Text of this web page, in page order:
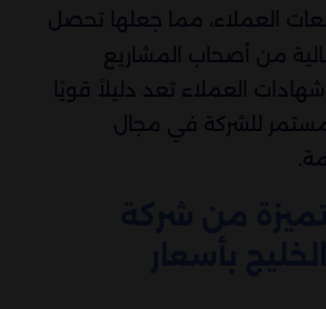
العملاء، مما جعلها تحصل
من أصحاب المشاريع
العملاء تعد دليلاً قويًا
للشركة في مجال